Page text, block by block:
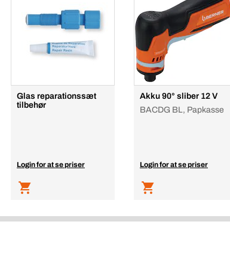
Glas reparationssæt
tilbehør
Login for at se priser
Akku 90° sliber 12 V
BACDG BL, Papkasse
Login for at se priser